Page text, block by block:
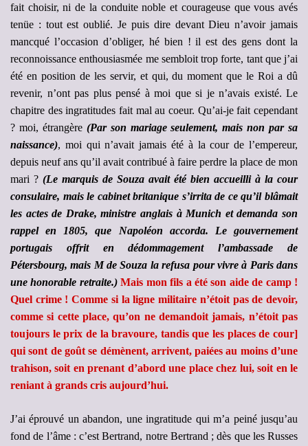
fait choisir, ni de la conduite noble et courageuse que vous avés
tenüe : tout est oublié. Je puis dire devant Dieu n’avoir jamais
mancqué l’occasion d’obliger, hé bien ! il est des gens dont la
reconnoissance enthousiasmée me sembloit trop forte, tant que j’ai
été en position de les servir, et qui, du moment que le Roi a dû
revenir, n’ont pas plus pensé à moi que si je n’avais existé. Le
chapitre des ingratitudes fait mal au coeur. Qu’ai-je fait cependant
? moi, étrangère (Par son mariage seulement, mais non par sa
naissance), moi qui n’avait jamais été à la cour de l’empereur,
depuis neuf ans qu’il avait contribué à faire perdre la place de mon
mari ? (Le marquis de Souza avait été bien accueilli à la cour
consulaire, mais le cabinet britanique s’irrita de ce qu’il blâmait
les actes de Drake, ministre anglais à Munich et demanda son
rappel en 1805, que Napoléon accorda. Le gouvernement
portugais offrit en dédommagement l’ambassade de
Pétersbourg, mais M de Souza la refusa pour vivre à Paris dans
une honorable retraite.) Mais mon fils a été son aide de camp !
Quel crime ! Comme si la ligne militaire n’étoit pas de devoir,
comme si cette place, qu’on ne demandoit jamais, n’étoit pas
toujours le prix de la bravoure, tandis que les places de cour]
qui sont de goût se démènent, arrivent, paiées au moins d’une
trahison, soit en prenant d’abord une place chez lui, soit en le
reniant à grands cris aujourd’hui.
J’ai éprouvé un abandon, une ingratitude qui m’a peiné jusqu’au
fond de l’âme : c’est Bertrand, notre Bertrand ; dès que les Russes